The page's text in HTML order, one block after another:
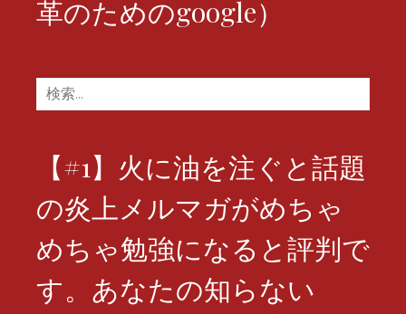
革のためのgoogle）
検
索:
【#1】火に油を注ぐと話題
の炎上メルマガがめちゃ
めちゃ勉強になると評判で
す。あなたの知らない